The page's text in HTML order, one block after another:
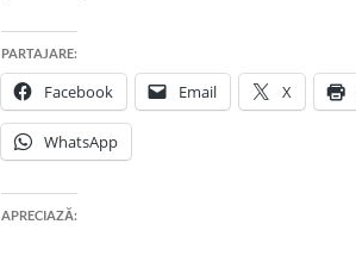
PARTAJARE:
Facebook Email X
WhatsApp
APRECIAZĂ: